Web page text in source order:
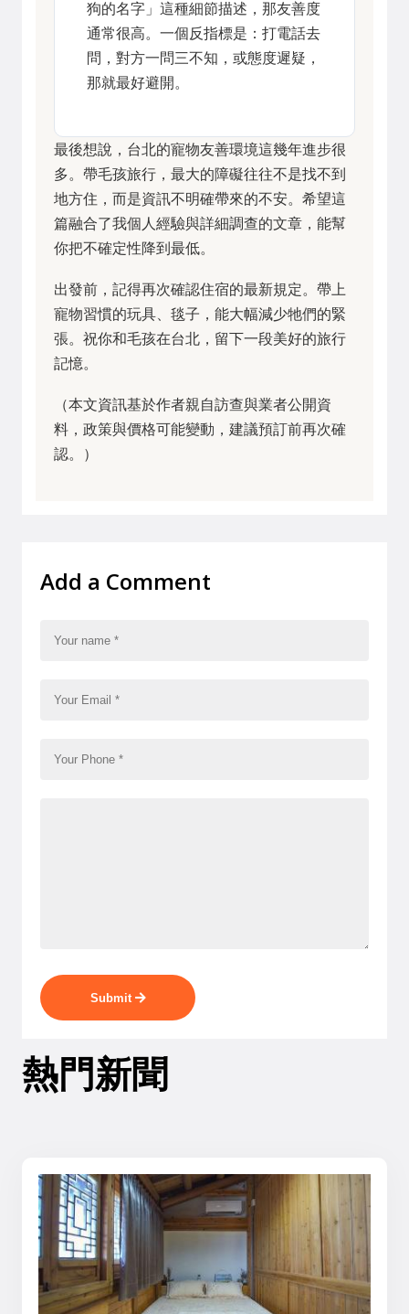
狗的名字」這種細節描述，那友善度
通常很高。一個反指標是：打電話去
問，對方一問三不知，或態度遲疑，
那就最好避開。
最後想說，台北的寵物友善環境這幾年進步很
多。帶毛孩旅行，最大的障礙往往不是找不到
地方住，而是資訊不明確帶來的不安。希望這
篇融合了我個人經驗與詳細調查的文章，能幫
你把不確定性降到最低。
出發前，記得再次確認住宿的最新規定。帶上
寵物習慣的玩具、毯子，能大幅減少牠們的緊
張。祝你和毛孩在台北，留下一段美好的旅行
記憶。
（本文資訊基於作者親自訪查與業者公開資
料，政策與價格可能變動，建議預訂前再次確
認。）
Add a Comment
Submit
熱門新聞